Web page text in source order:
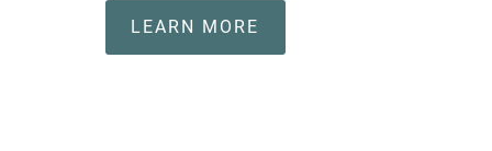
LEARN MORE